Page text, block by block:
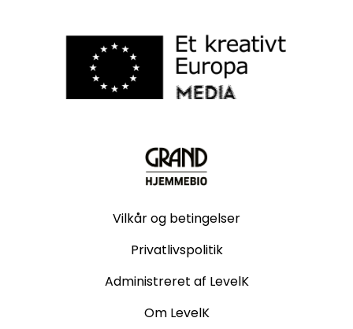
Vilkår og betingelser
Privatlivspolitik
Administreret af LevelK
Om LevelK